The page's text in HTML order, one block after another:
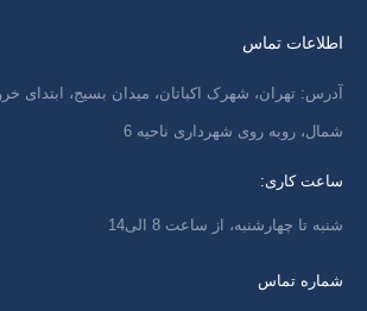
اطلاعات تماس
آدرس: تهران، شهرک اکباتان، میدان بسیج،
شمال، روبه روی شهرداری ناحیه 6
ساعت کاری:
شنبه تا چهارشنبه، از ساعت 8 الی14
شماره تماس